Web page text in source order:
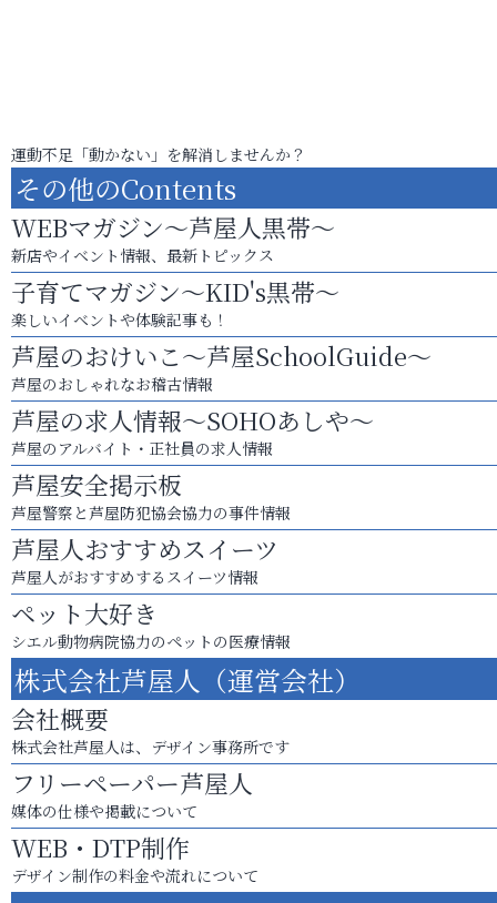
運動不足「動かない」を解消しませんか？
その他のContents
WEBマガジン～芦屋人黒帯～
新店やイベント情報、最新トピックス
子育てマガジン～KID's黒帯～
楽しいイベントや体験記事も！
芦屋のおけいこ～芦屋SchoolGuide～
芦屋のおしゃれなお稽古情報
芦屋の求人情報～SOHOあしや～
芦屋のアルバイト・正社員の求人情報
芦屋安全掲示板
芦屋警察と芦屋防犯協会協力の事件情報
芦屋人おすすめスイーツ
芦屋人がおすすめするスイーツ情報
ペット大好き
シエル動物病院協力のペットの医療情報
株式会社芦屋人（運営会社）
会社概要
株式会社芦屋人は、デザイン事務所です
フリーペーパー芦屋人
媒体の仕様や掲載について
WEB・DTP制作
デザイン制作の料金や流れについて